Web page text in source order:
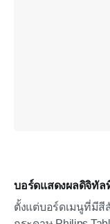
บอร์ดแสดงผลดิจิทัล
ตั้งแต่บอร์ดเมนูที่มีสี